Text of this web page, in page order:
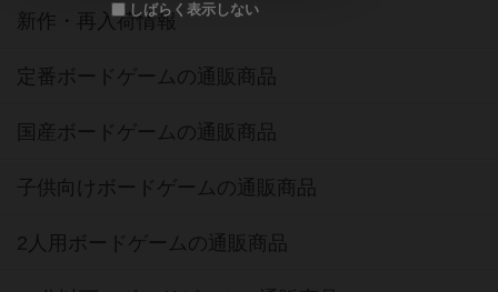
しばらく表示しない
新作・再入荷情報
定番ボードゲームの通販商品
国産ボードゲームの通販商品
子供向けボードゲームの通販商品
2人用ボードゲームの通販商品